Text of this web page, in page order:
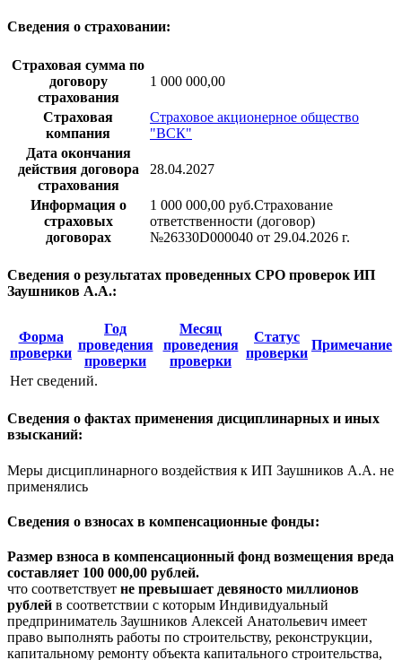
Сведения о страховании:
Страховая сумма по
договору
страхования
1 000 000,00
Страховая
компания
Страховое акционерное общество
"ВСК"
Дата окончания
действия договора
страхования
28.04.2027
Информация о
страховых
договорах
1 000 000,00 руб.Страхование
ответственности (договор)
№26330D000040 от 29.04.2026 г.
Сведения о результатах проведенных СРО проверок ИП
Заушников А.А.:
Форма
проверки
Год
проведения
проверки
Месяц
проведения
проверки
Статус
проверки
Примечание
Нет сведений.
Сведения о фактах применения дисциплинарных и иных
взысканий:
Меры дисциплинарного воздействия к ИП Заушников А.А. не
применялись
Сведения о взносах в компенсационные фонды:
Размер взноса в компенсационный фонд возмещения вреда
составляет 100 000,00 рублей.
что соответствует не превышает девяносто миллионов
рублей в соответствии с которым Индивидуальный
предприниматель Заушников Алексей Анатольевич имеет
право выполнять работы по строительству, реконструкции,
капитальному ремонту объекта капитального строительства,